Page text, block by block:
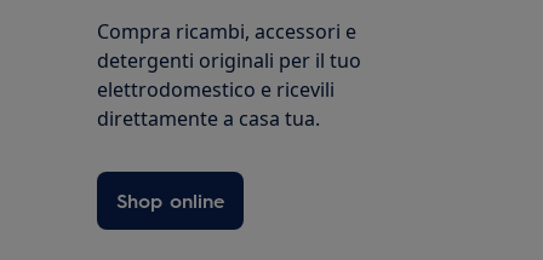
Compra ricambi, accessori e
detergenti originali per il tuo
elettrodomestico e ricevili
direttamente a casa tua.
Shop online